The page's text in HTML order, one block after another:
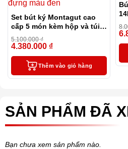
Set bút ký Montagut cao
cấp 5 món kèm hộp và túi
đựng màu đen
5.100.000₫
4.380.000 ₫
Thêm vào giỏ hàng
SẢN PHẨM ĐÃ
Bạn chưa xem sản phẩm nào.